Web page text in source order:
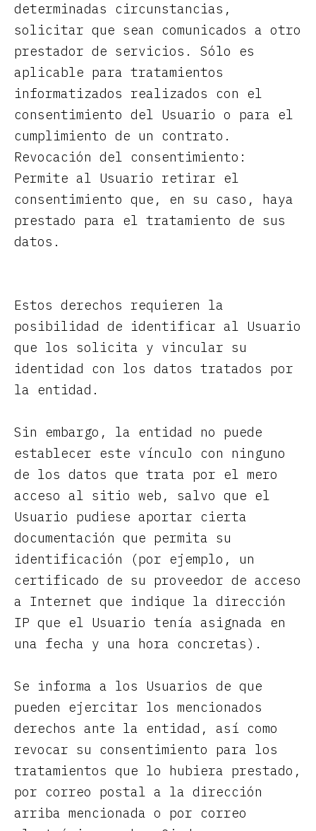
determinadas circunstancias,
solicitar que sean comunicados a otro
prestador de servicios. Sólo es
aplicable para tratamientos
informatizados realizados con el
consentimiento del Usuario o para el
cumplimiento de un contrato.
Revocación del consentimiento:
Permite al Usuario retirar el
consentimiento que, en su caso, haya
prestado para el tratamiento de sus
datos.
Estos derechos requieren la
posibilidad de identificar al Usuario
que los solicita y vincular su
identidad con los datos tratados por
la entidad.
Sin embargo, la entidad no puede
establecer este vínculo con ninguno
de los datos que trata por el mero
acceso al sitio web, salvo que el
Usuario pudiese aportar cierta
documentación que permita su
identificación (por ejemplo, un
certificado de su proveedor de acceso
a Internet que indique la dirección
IP que el Usuario tenía asignada en
una fecha y una hora concretas).
Se informa a los Usuarios de que
pueden ejercitar los mencionados
derechos ante la entidad, así como
revocar su consentimiento para los
tratamientos que lo hubiera prestado,
por correo postal a la dirección
arriba mencionada o por correo